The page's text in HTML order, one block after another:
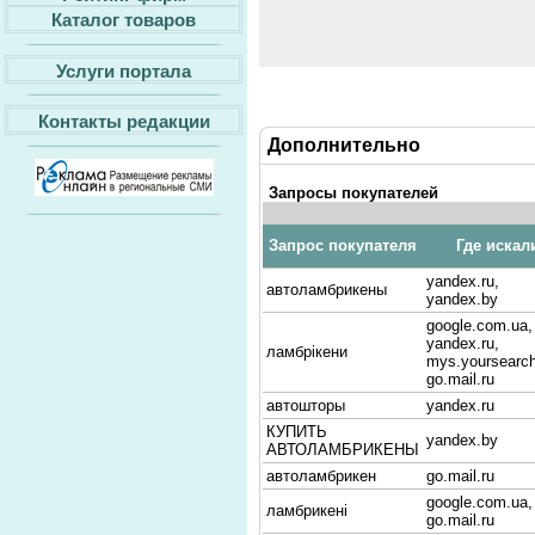
Каталог товаров
Услуги портала
Контакты редакции
Дополнительно
Запросы покупателей
Запрос покупателя Где
автоламбрикены
yandex.ru,
yandex.by
ламбрікени
google.com.ua,
yandex.ru,
go.mail.ru
автошторы
yandex.ru
КУПИТЬ
АВТОЛАМБРИКЕНЫ
yandex.by
автоламбрикен
go.mail.ru
ламбрикені
google.com.ua,
go.mail.ru